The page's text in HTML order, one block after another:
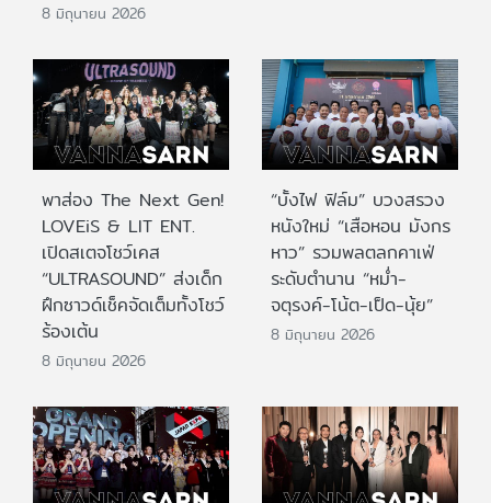
8 มิถุนายน 2026
พาส่อง The Next Gen!
LOVEiS & LIT ENT.
เปิดสเตจโชว์เคส
“ULTRASOUND” ส่งเด็ก
ฝึกซาวด์เช็คจัดเต็มทั้งโชว์
ร้องเต้น
8 มิถุนายน 2026
“บั้งไฟ ฟิล์ม” บวงสรวง
หนังใหม่ “เสือหอน มังกร
หาว” รวมพลตลกคาเฟ่
ระดับตำนาน “หม่ำ-
จตุรงค์-โน้ต-เป็ด-นุ้ย”
8 มิถุนายน 2026